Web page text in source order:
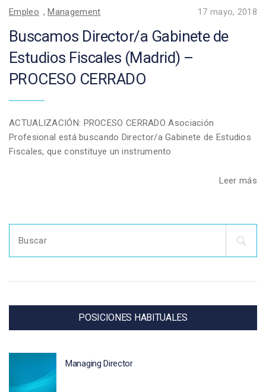
Empleo ,Management 17 mayo, 2018
Buscamos Director/a Gabinete de
Estudios Fiscales (Madrid) –
PROCESO CERRADO
ACTUALIZACIÓN: PROCESO CERRADO Asociación
Profesional está buscando Director/a Gabinete de Estudios
Fiscales, que constituye un instrumento
Leer más
for:
POSICIONES HABITUALES
Managing Director